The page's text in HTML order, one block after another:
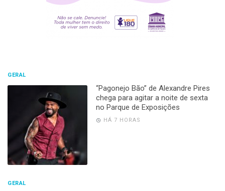
GERAL
“Pagonejo Bão” de Alexandre Pires
chega para agitar a noite de sexta
no Parque de Exposições
HÁ 7 HORAS
GERAL